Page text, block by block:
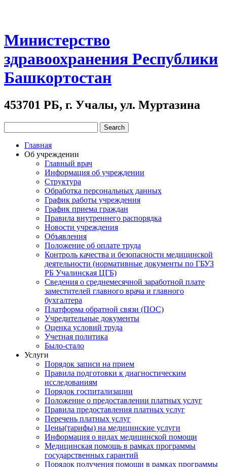
Министерство
здравоохранения Республики
Башкортостан
453701 РБ, г. Учалы, ул. Муртазина
Главная
Об учреждении
Главный врач
Информация об учреждении
Структура
Обработка персональных данных
График работы учреждения
График приема граждан
Правила внутреннего распорядка
Новости учреждения
Объявления
Положение об оплате труда
Контроль качества и безопасности медицинской
деятельности (нормативные документы по ГБУЗ
РБ Учалинская ЦГБ)
Сведения о среднемесячной заработной плате
заместителей главного врача и главного
бухгалтера
Платформа обратной связи (ПОС)
Учредительные документы
Оценка условий труда
Учетная политика
Было-стало
Услуги
Порядок записи на прием
Правила подготовки к диагностическим
исследованиям
Порядок госпитализации
Положение о предоставлении платных услуг
Правила предоставления платных услуг
Перечень платных услуг
Цены(тарифы) на медицинские услуги
Информация о видах медицинской помощи
Медицинская помощь в рамках программы
государственных гарантий
Порядок получения помощи в рамках программы